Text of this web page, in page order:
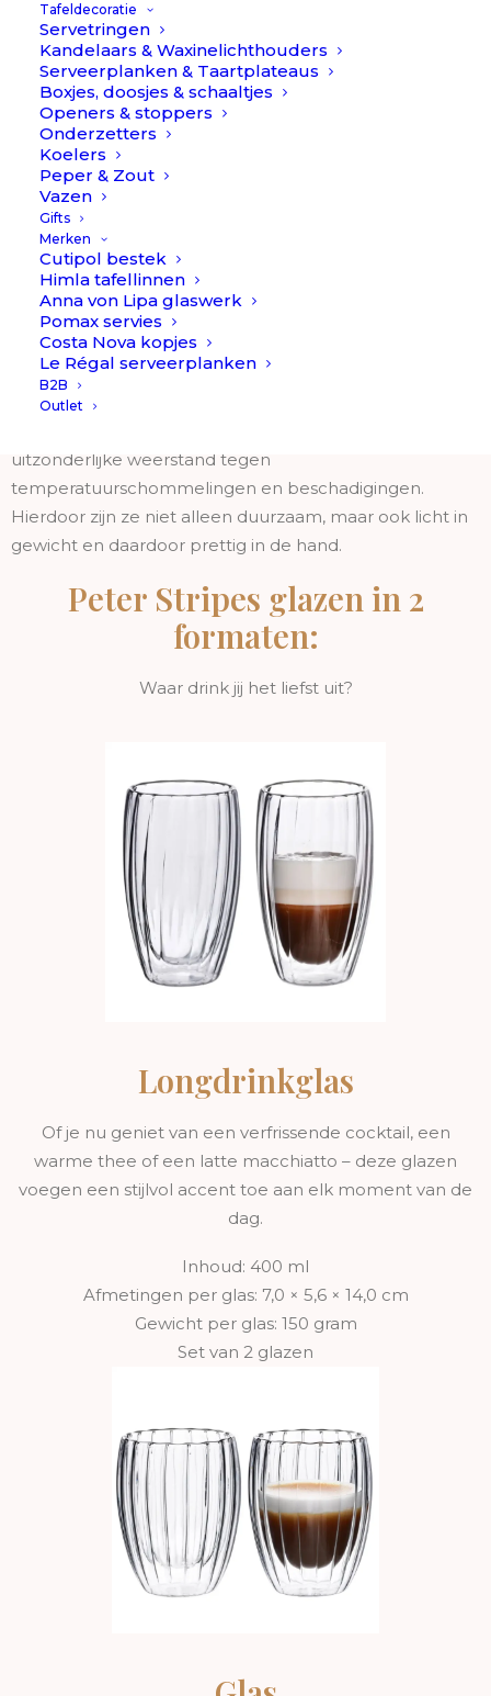
Tafeldecoratie
Servetringen
Kandelaars & Waxinelichthouders
Serveerplanken & Taartplateaus
Boxjes, doosjes & schaaltjes
Openers & stoppers
Onderzetters
Koelers
Peper & Zout
Vazen
Gifts
Merken
Cutipol bestek
Himla tafellinnen
Anna von Lipa glaswerk
Pomax servies
Costa Nova kopjes
Le Régal serveerplanken
B2B
Outlet
BESCHRIJVING EXTRA INFORMATIE
Stripes Ella – Glaswerk
geribbeld
Ontdek deStripes Ella collectie
glazen die design, kwaliteit en gebruiksgemak perfect
combineren. Elk glas valt op door zijn subtiele,
gestreepte structuur: een verfijnd detail dat licht vangt
en elke tafelsetting een elegante uitstraling geeft.
De glazen zijn gemaakt van
uitzonderlijke weerstand tegen
temperatuurschommelingen en beschadigingen.
Hierdoor zijn ze niet alleen duurzaam, maar ook licht in
gewicht en daardoor prettig in de hand.
Peter Stripes glazen in 2
formaten:
Waar drink jij het liefst uit?
Longdrinkglas
Of je nu geniet van een verfrissende cocktail, een
warme thee of een latte macchiatto – deze glazen
voegen een stijlvol accent toe aan elk moment van de
dag.
Inhoud: 400 ml
Afmetingen per glas: 7,0 × 5,6 × 14,0 cm
Gewicht per glas: 150 gram
Set van 2 glazen